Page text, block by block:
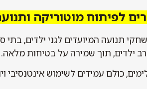
לפיתוח מוטוריקה
תנועה המיועדים לגני ילדים, בתי
ילדים, תוך שמירה על בטיחות מלאה.
כולם עמידים לשימוש אינטנסיבי